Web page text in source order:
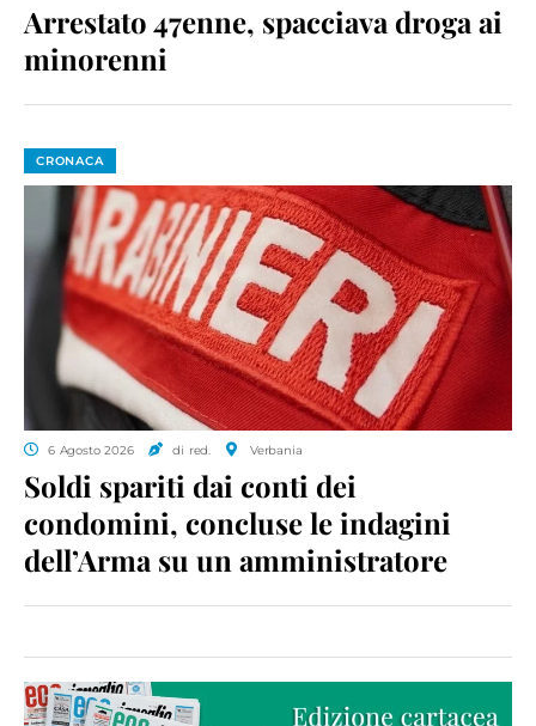
Arrestato 47enne, spacciava droga ai
minorenni
CRONACA
6 Agosto 2026 di red. Verbania
Soldi spariti dai conti dei
condomini, concluse le indagini
dell’Arma su un amministratore